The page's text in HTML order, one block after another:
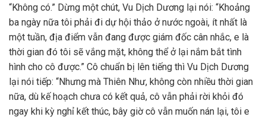
“Không có.” Dừng một chút, Vu Dịch Dương lại nói: “Khoảng
ba ngày nữa tôi phải đi dự hội thảo ở nước ngoài, ít nhất là
một tuần, địa điểm vẫn đang được giám đốc cân nhắc, e là
thời gian đó tôi sẽ vắng mặt, không thể ở lại nắm bắt tình
hình cho cô được.” Cô chuẩn bị lên tiếng thì Vu Dịch Dương
lại nói tiếp: “Nhưng mà Thiên Như, không còn nhiều thời gian
nữa, dù kế hoạch chưa có kết quả, cô vẫn phải rời khỏi đó
ngay khi kỳ nghỉ kết thúc, bây giờ cô vẫn muốn nán lại, tôi e